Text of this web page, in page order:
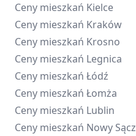
Ceny mieszkań Kielce
Ceny mieszkań Kraków
Ceny mieszkań Krosno
Ceny mieszkań Legnica
Ceny mieszkań Łódź
Ceny mieszkań Łomża
Ceny mieszkań Lublin
Ceny mieszkań Nowy Sącz